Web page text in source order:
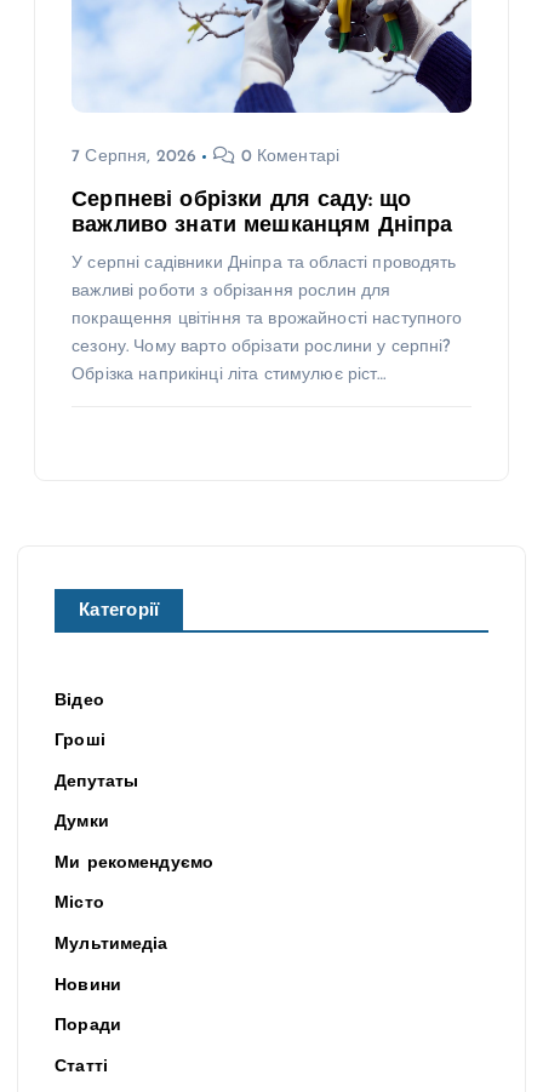
7 Серпня, 2026 0 Коментарі
Серпневі обрізки для саду: що
важливо знати мешканцям Дніпра
У серпні садівники Дніпра та області проводять
важливі роботи з обрізання рослин для
покращення цвітіння та врожайності наступного
сезону. Чому варто обрізати рослини у серпні?
Обрізка наприкінці літа стимулює ріст…
Категорії
Відео
Гроші
Депутаты
Думки
Ми рекомендуємо
Місто
Мультимедіа
Новини
Поради
Статті